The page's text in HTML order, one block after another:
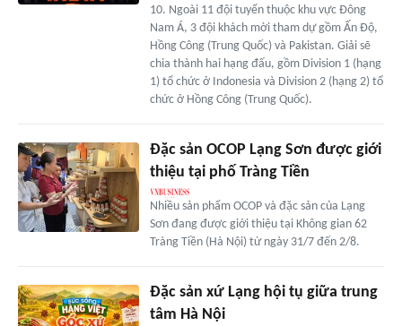
10. Ngoài 11 đội tuyển thuộc khu vực Đông
Nam Á, 3 đội khách mời tham dự gồm Ấn Độ,
Hồng Công (Trung Quốc) và Pakistan. Giải sẽ
chia thành hai hạng đấu, gồm Division 1 (hạng
1) tổ chức ở Indonesia và Division 2 (hạng 2) tổ
chức ở Hồng Công (Trung Quốc).
Đặc sản OCOP Lạng Sơn được giới
thiệu tại phố Tràng Tiền
Nhiều sản phẩm OCOP và đặc sản của Lạng
Sơn đang được giới thiệu tại Không gian 62
Tràng Tiền (Hà Nội) từ ngày 31/7 đến 2/8.
Đặc sản xứ Lạng hội tụ giữa trung
tâm Hà Nội